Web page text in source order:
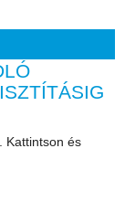
Kattintson és